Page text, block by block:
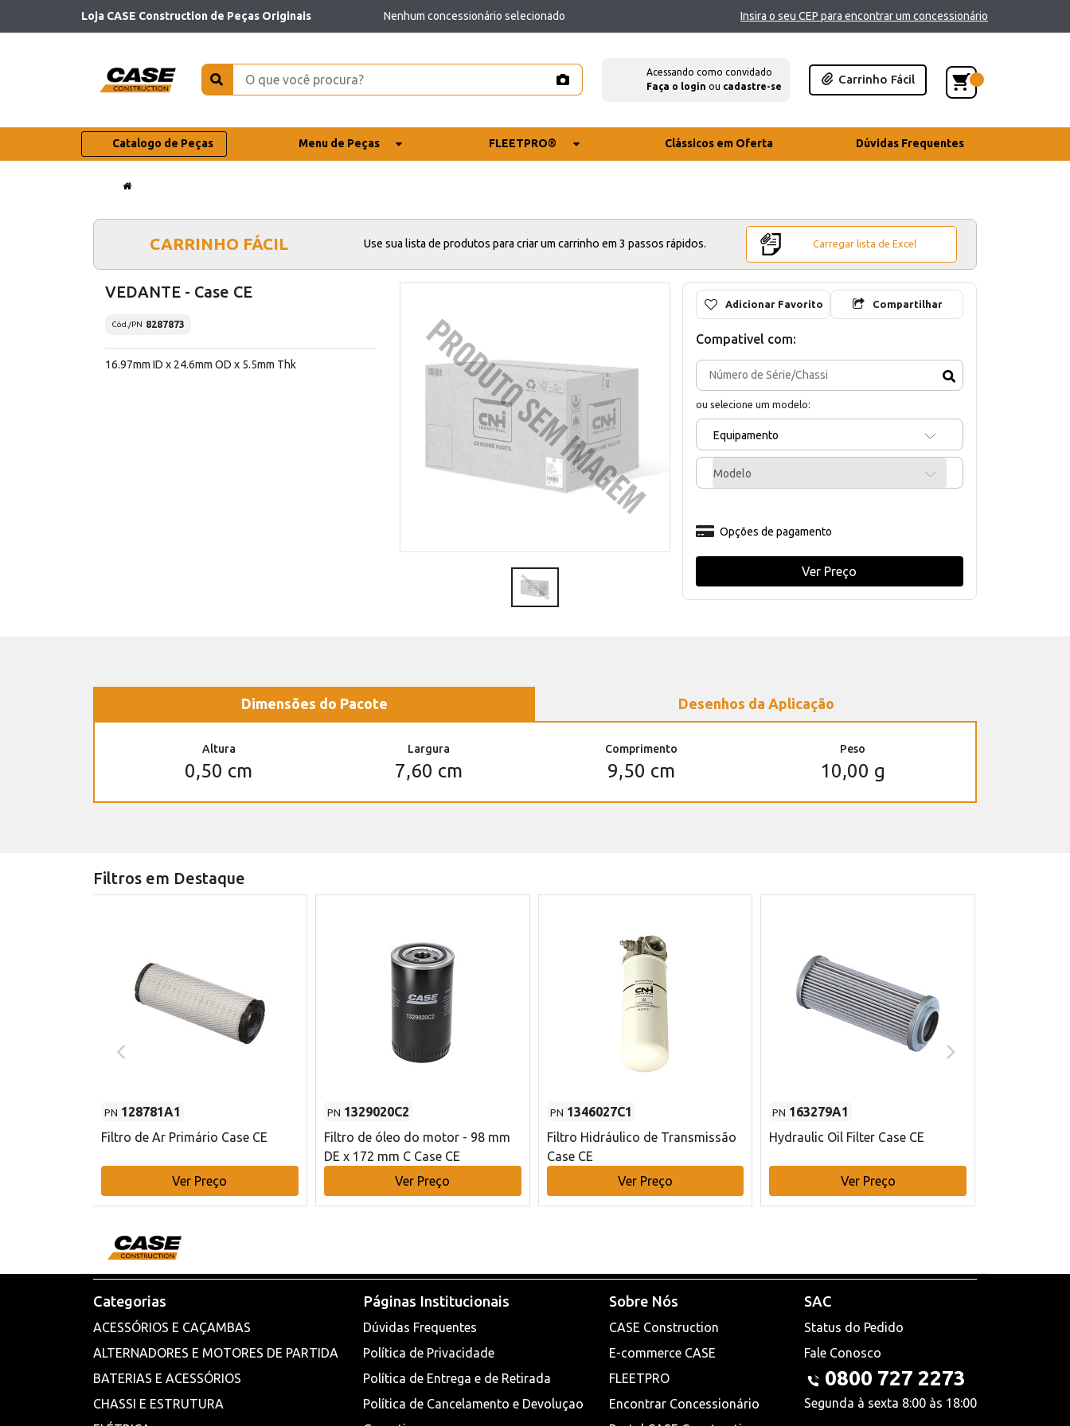
Loja CASE Construction de Peças Originais Nenhum concessionário selecionado Insira o seu CEP para encontrar um concessionário
Acessando como convidado
Faça o login ou cadastre-se
Carrinho Fácil
Catalogo de Peças Menu de Peças FLEETPRO® Clássicos em Oferta Dúvidas Frequentes
CARRINHO FÁCIL Use sua lista de produtos para criar um carrinho em 3 passos rápidos. Carregar lista de Excel
VEDANTE - Case CE
Cód./PN 8287873
16.97mm ID x 24.6mm OD x 5.5mm Thk
Adicionar Favorito Compartilhar
Compativel com:
ou selecione um modelo:
Equipamento
Modelo
Opções de pagamento
Ver Preço
Dimensões do Pacote Desenhos da Aplicação
Altura
0,50 cm
Largura
7,60 cm
Comprimento
9,50 cm
Peso
10,00 g
Filtros em Destaque
PN 128781A1
Filtro de Ar Primário Case CE
Ver Preço
PN 1329020C2
Filtro de óleo do motor - 98 mm
DE x 172 mm C Case CE
Ver Preço
PN 1346027C1
Filtro Hidráulico de Transmissão
Case CE
Ver Preço
PN 163279A1
Hydraulic Oil Filter Case CE
Ver Preço
Categorias
ACESSÓRIOS E CAÇAMBAS
ALTERNADORES E MOTORES DE PARTIDA
BATERIAS E ACESSÓRIOS
CHASSI E ESTRUTURA
Páginas Institucionais
Dúvidas Frequentes
Política de Privacidade
Política de Entrega e de Retirada
Política de Cancelamento e Devoluçao
Sobre Nós
CASE Construction
E-commerce CASE
FLEETPRO
Encontrar Concessionário
SAC
Status do Pedido
Fale Conosco
0800 727 2273
Segunda à sexta 8:00 às 18:00